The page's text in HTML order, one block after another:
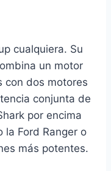
cualquiera. Su
un motor
con dos motores
conjunta de
por encima
la Ford Ranger o
más potentes.